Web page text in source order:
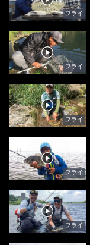
フライ
フライ
フライ
フライ
フライ